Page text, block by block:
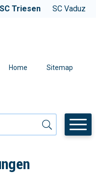
SC Triesen SC Vaduz
Home Sitemap
Suche starten